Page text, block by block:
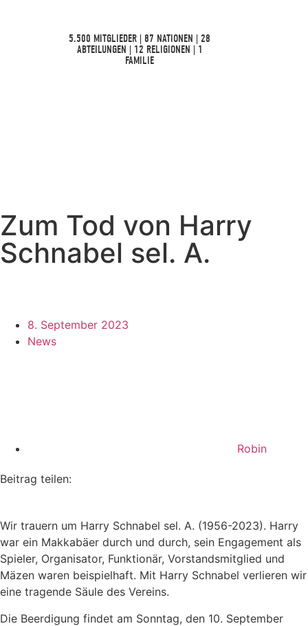
5.500 MITGLIEDER | 87 NATIONEN | 28
ABTEILUNGEN | 12 RELIGIONEN | 1
FAMILIE
Zum Tod von Harry
Schnabel sel. A.
8. September 2023
News
Robin
Beitrag teilen:
Wir trauern um Harry Schnabel sel. A. (1956-2023). Harry
war ein Makkabäer durch und durch, sein Engagement als
Spieler, Organisator, Funktionär, Vorstandsmitglied und
Mäzen waren beispielhaft. Mit Harry Schnabel verlieren wir
eine tragende Säule des Vereins.
Die Beerdigung findet am Sonntag, den 10. September